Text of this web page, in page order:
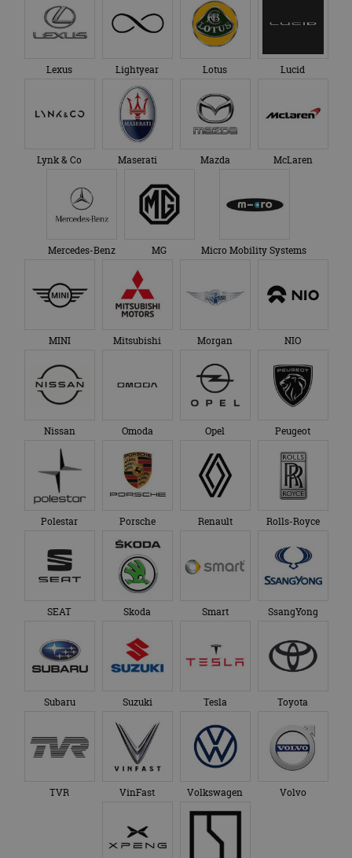
Lexus Lightyear Lotus Lucid
Lynk & Co Maserati Mazda McLaren
Mercedes-Benz MG Micro Mobility Systems
MINI Mitsubishi Morgan NIO
Nissan Omoda Opel Peugeot
Polestar Porsche Renault Rolls-Royce
SEAT Skoda Smart SsangYong
Subaru Suzuki Tesla Toyota
TVR VinFast Volkswagen Volvo